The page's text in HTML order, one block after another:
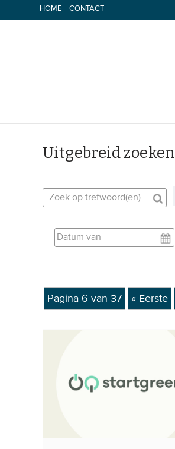
naar
HOME CONTACT
Uitgebreid zoeken
Pagina 6 van 37 « Eerste